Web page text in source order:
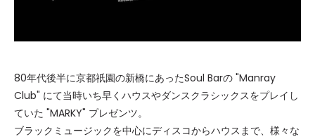
80年代後半に京都祇園の新橋にあったSoul Barの "Manray
Club" にて当時いち早くハウスやダンスクラシックスをプレイし
ていた "MARKY" プレゼンツ。
ブラックミュージックを中心にディスコからハウスまで、様々な